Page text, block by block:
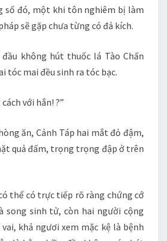
số đó, một khi tôn nghiêm bị làm
sẽ gặp chưa từng có đả kích.
không hút thuốc lá Tào Chấn
tóc mai đều sinh ra tóc bạc.
với hắn! ?”
ăn, Cảnh Táp hai mắt đỏ đậm,
quả đấm, trọng trọng đập ở trên
thể có trực tiếp rõ ràng chứng cớ
song sinh tử, còn hai người cộng
khả ngươi xem mặc kệ là bệnh